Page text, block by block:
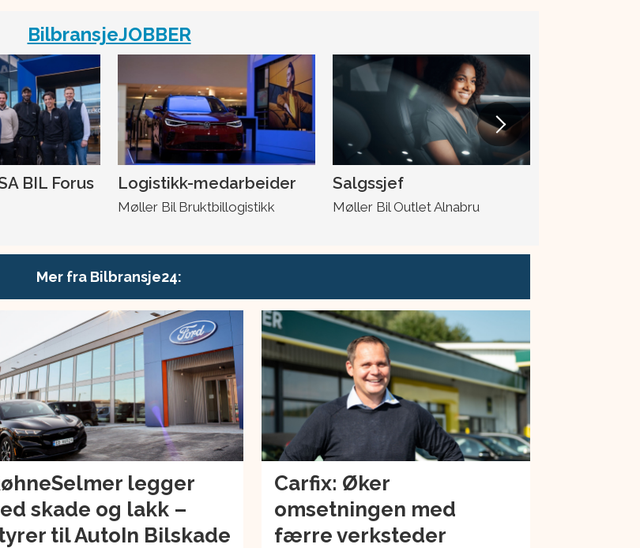
BilbransjeJOBBER
BIL Forus Logistikk-medarbeider
Møller Bil Bruktbillogistikk
Salgssjef
Møller Bil Outlet Alnabru
Mer fra Bilbransje24:
legger
skade og lakk –
til AutoIn Bilskade
Carfix: Øker
omsetningen med
færre verksteder